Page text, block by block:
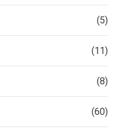
(5)
(11)
(8)
(60)